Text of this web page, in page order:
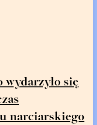
się
narciarskiego